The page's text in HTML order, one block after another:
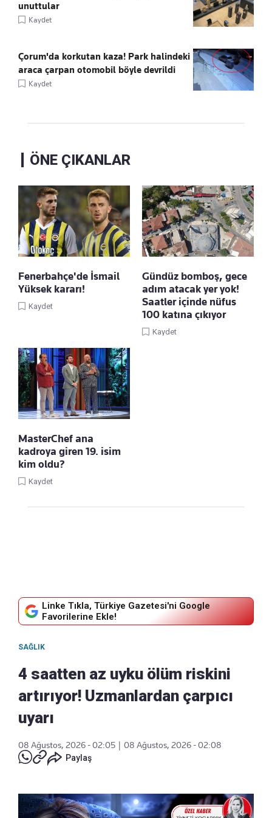
unuttular
Kaydet
Çorum'da korkutan kaza! Park halindeki
araca çarpan otomobil böyle devrildi
Kaydet
ÖNE ÇIKANLAR
Fenerbahçe'de İsmail
Yüksek kararı!
Kaydet
Gündüz bomboş, gece
adım atacak yer yok!
Saatler içinde nüfus
100 katına çıkıyor
Kaydet
MasterChef ana
kadroya giren 19. isim
kim oldu?
Kaydet
Linke Tıkla, Türkiye Gazetesi'ni Google
Favorilerine Ekle!
SAĞLIK
4 saatten az uyku ölüm riskini
artırıyor! Uzmanlardan çarpıcı
uyarı
08 Ağustos, 2026 - 02:05
08 Ağustos, 2026 - 02:08
Paylaş